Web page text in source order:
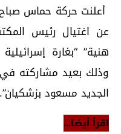
عن اغتيال رئيس
هنية” “بغارة
وذلك بعيد مشاركته في
الجديد مسعود بزشكيان”.
اقرأ أيضا...